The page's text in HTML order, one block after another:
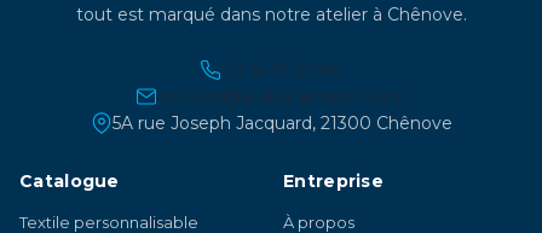
tout est marqué dans notre atelier à Chênove.
03 45 21 30 86
contact@atelier-lambert.com
5A rue Joseph Jacquard, 21300 Chênove
Catalogue
Textile personnalisable
Entreprise
À propos